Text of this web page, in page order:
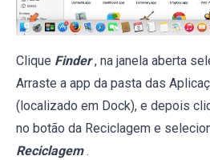
Clique Finder , na janela aberta
Arraste a app da pasta das
(localizado em Dock), e depois
no botão da Reciclagem e
Reciclagem .